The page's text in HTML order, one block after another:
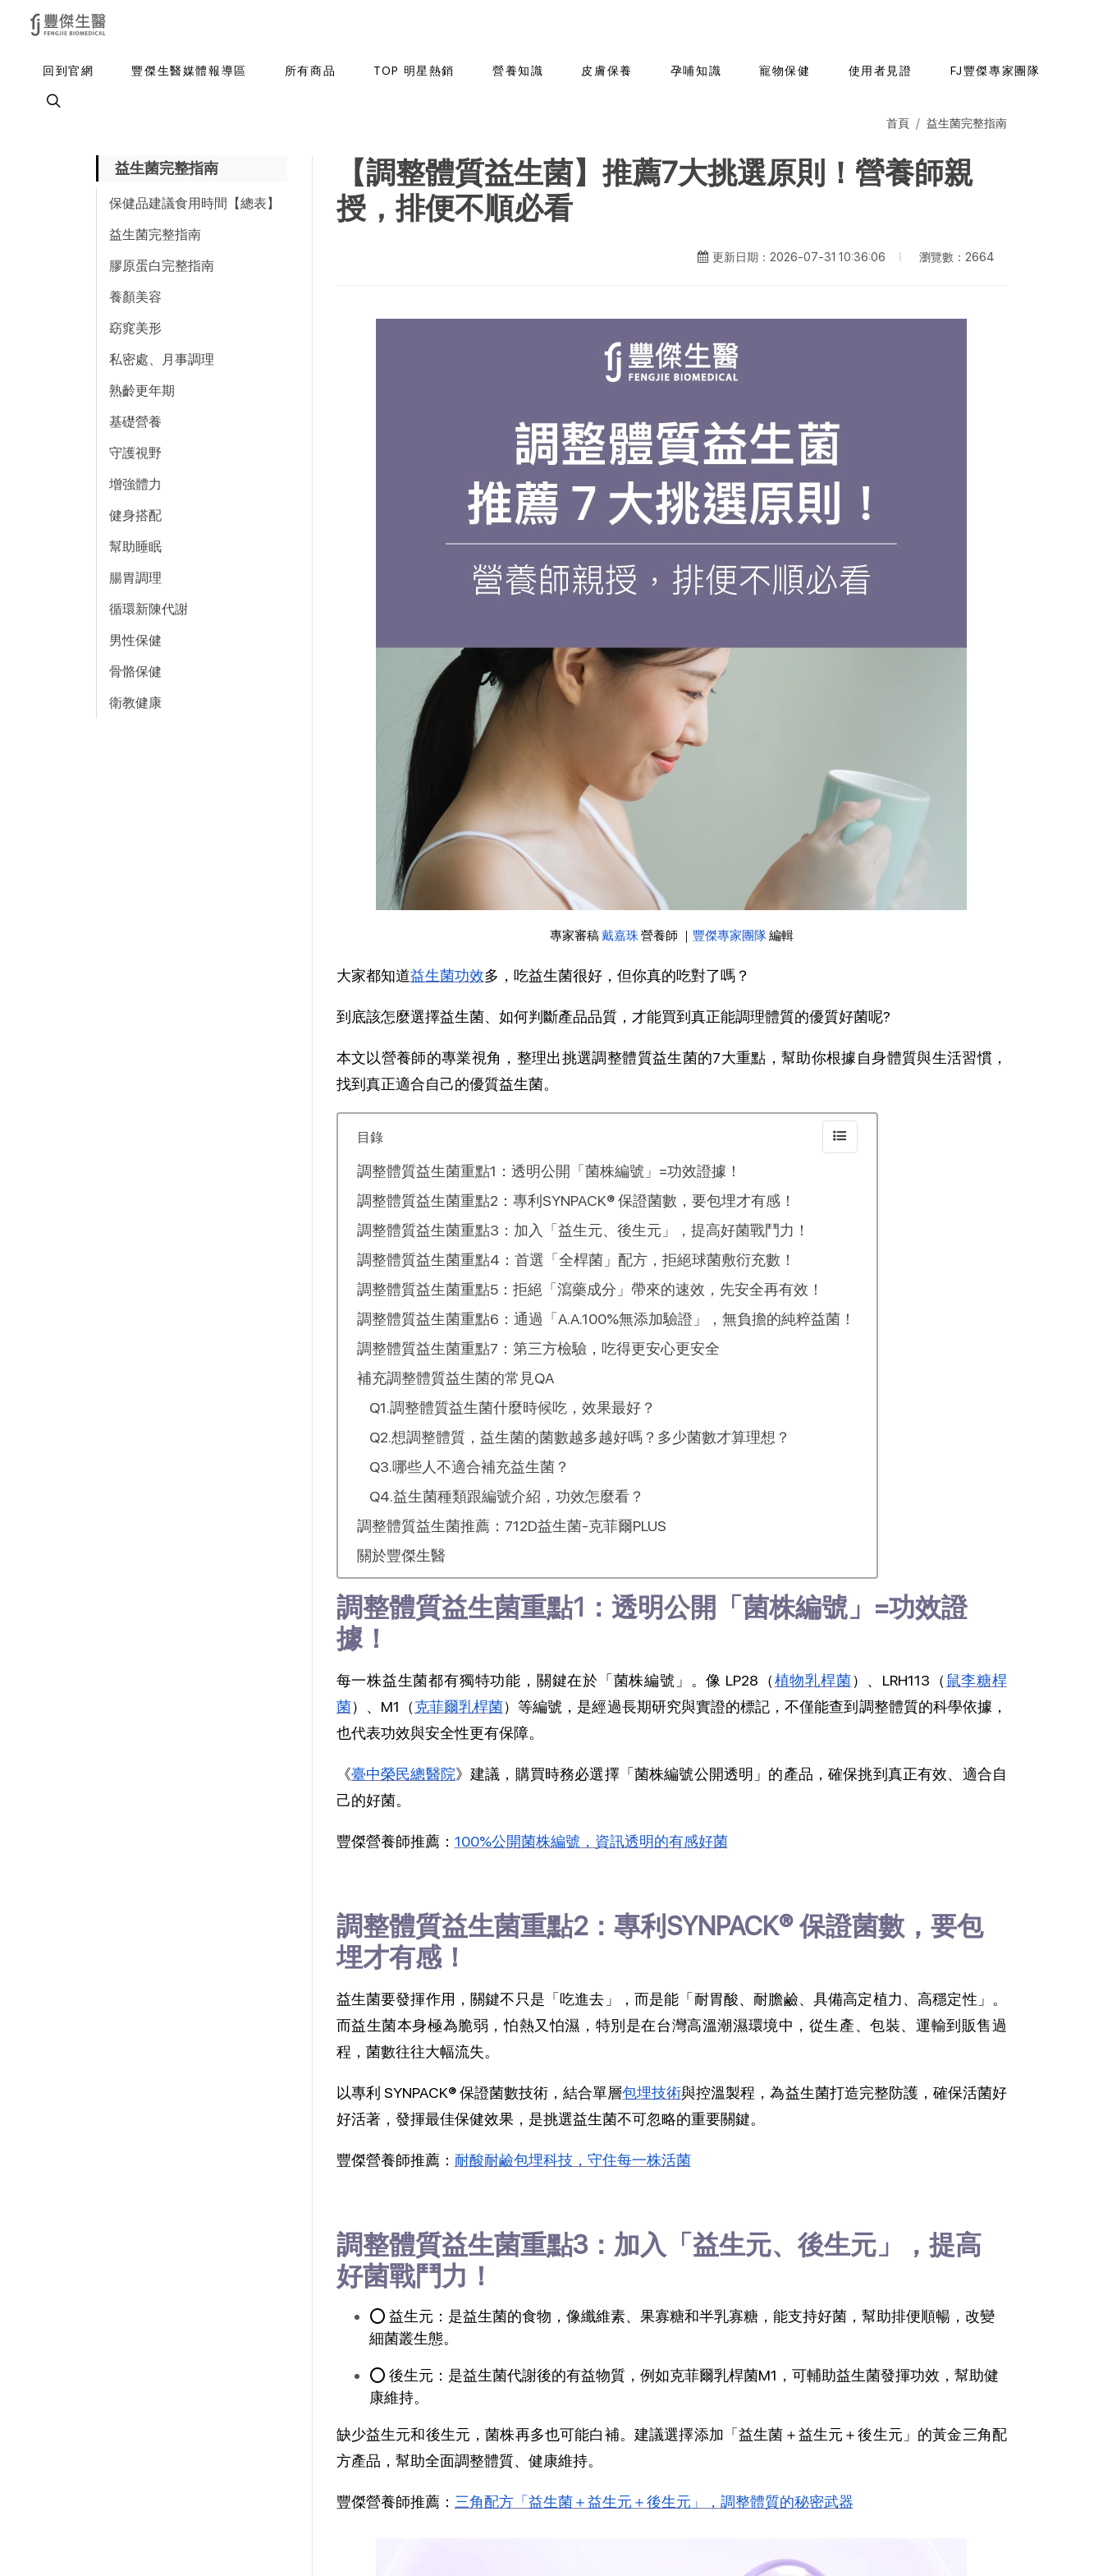
回到官網 豐傑生醫媒體報導區 所有商品 TOP 明星熱銷 營養知識 皮膚保養 孕哺知識 寵物保健 使用者見證 FJ豐傑專家團隊
首頁 益生菌完整指南
益生菌完整指南
保健品建議食用時間【總表】
益生菌完整指南
膠原蛋白完整指南
養顏美容
窈窕美形
私密處、月事調理
熟齡更年期
基礎營養
守護視野
增強體力
健身搭配
幫助睡眠
腸胃調理
循環新陳代謝
男性保健
骨骼保健
衛教健康
【調整體質益生菌】推薦7大挑選原則！營養師親
授，排便不順必看
更新日期：2026-07-31 10:36:06 瀏覽數：2664
專家審稿 戴嘉珠 營養師 ｜ 豐傑專家團隊 編輯
大家都知道益生菌功效多，吃益生菌很好，但你真的吃對了嗎？
到底該怎麼選擇益生菌、如何判斷產品品質，才能買到真正能調理體質的優質好菌呢?
本文以營養師的專業視角，整理出挑選調整體質益生菌的7大重點，幫助你根據自身體質與生活習慣，
找到真正適合自己的優質益生菌。
目錄
調整體質益生菌重點1：透明公開「菌株編號」=功效證據！
調整體質益生菌重點2：專利SYNPACK® 保證菌數，要包埋才有感！
調整體質益生菌重點3：加入「益生元、後生元」，提高好菌戰鬥力！
調整體質益生菌重點4：首選「全桿菌」配方，拒絕球菌敷衍充數！
調整體質益生菌重點5：拒絕「瀉藥成分」帶來的速效，先安全再有效！
調整體質益生菌重點6：通過「A.A.100%無添加驗證」，無負擔的純粹益菌！
調整體質益生菌重點7：第三方檢驗，吃得更安心更安全
補充調整體質益生菌的常見QA
Q1.調整體質益生菌什麼時候吃，效果最好？
Q2.想調整體質，益生菌的菌數越多越好嗎？多少菌數才算理想？
Q3.哪些人不適合補充益生菌？
Q4.益生菌種類跟編號介紹，功效怎麼看？
調整體質益生菌推薦：712D益生菌-克菲爾PLUS
關於豐傑生醫
調整體質益生菌重點1：透明公開「菌株編號」=功效證
據！
每一株益生菌都有獨特功能，關鍵在於「菌株編號」。像 LP28（植物乳桿菌）、LRH113（ 鼠李糖桿
菌）、M1（克菲爾乳桿菌）等編號，是經過長期研究與實證的標記，不僅能查到調整體質的科學依據，
也代表功效與安全性更有保障。
《臺中榮民總醫院》建議，購買時務必選擇「菌株編號公開透明」的產品，確保挑到真正有效、適合自
己的好菌。
豐傑營養師推薦： 100%公開菌株編號，資訊透明的有感好菌
調整體質益生菌重點2：專利SYNPACK® 保證菌數，要包
埋才有感！
益生菌要發揮作用，關鍵不只是「吃進去」，而是能「耐胃酸、耐膽鹼、具備高定植力、高穩定性」。
而益生菌本身極為脆弱，怕熱又怕濕，特別是在台灣高溫潮濕環境中，從生產、包裝、運輸到販售過
程，菌數往往大幅流失。
以專利 SYNPACK® 保證菌數技術，結合單層包埋技術與控溫製程，為益生菌打造完整防護，確保活菌好
好活著，發揮最佳保健效果，是挑選益生菌不可忽略的重要關鍵。
豐傑營養師推薦： 耐酸耐鹼包埋科技，守住每一株活菌
調整體質益生菌重點3：加入「益生元、後生元」，提高
好菌戰鬥力！
⭕ 益生元：是益生菌的食物，像纖維素、果寡糖和半乳寡糖，能支持好菌，幫助排便順暢，改變
細菌叢生態。
⭕ 後生元：是益生菌代謝後的有益物質，例如克菲爾乳桿菌M1，可輔助益生菌發揮功效，幫助健
康維持。
缺少益生元和後生元，菌株再多也可能白補。建議選擇添加「益生菌＋益生元＋後生元」的黃金三角配
方產品，幫助全面調整體質、健康維持。
豐傑營養師推薦： 三角配方「益生菌＋益生元＋後生元」，調整體質的秘密武器